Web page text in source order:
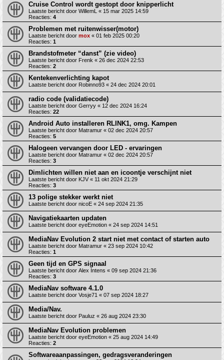
Cruise Control wordt gestopt door knipperlicht
Laatste bericht door WillemL « 15 mar 2025 14:59
Reacties: 4
Problemen met ruitenwisser(motor)
Laatste bericht door mox « 01 feb 2025 00:20
Reacties: 1
Brandstofmeter “danst” (zie video)
Laatste bericht door Frenk « 26 dec 2024 22:53
Reacties: 2
Kentekenverlichting kapot
Laatste bericht door Robinno93 « 24 dec 2024 20:01
radio code (validatiecode)
Laatste bericht door Gerryy « 12 dec 2024 16:24
Reacties: 22
Android Auto installeren RLINK1, omg. Kampen
Laatste bericht door Matramur « 02 dec 2024 20:57
Reacties: 5
Halogeen vervangen door LED - ervaringen
Laatste bericht door Matramur « 02 dec 2024 20:57
Reacties: 3
Dimlichten willen niet aan en icoontje verschijnt niet
Laatste bericht door KJV « 11 okt 2024 21:29
Reacties: 3
13 polige stekker werkt niet
Laatste bericht door nicoE « 24 sep 2024 21:35
Navigatiekaarten updaten
Laatste bericht door eyeEmotion « 24 sep 2024 14:51
MediaNav Evolution 2 start niet met contact of starten auto
Laatste bericht door Matramur « 23 sep 2024 10:42
Reacties: 1
Geen tijd en GPS signaal
Laatste bericht door Alex Intens « 09 sep 2024 21:36
Reacties: 3
MediaNav software 4.1.0
Laatste bericht door Vosje71 « 07 sep 2024 18:27
Media/Nav.
Laatste bericht door Pauluz « 26 aug 2024 23:30
MediaNav Evolution problemen
Laatste bericht door eyeEmotion « 25 aug 2024 14:49
Reacties: 2
Softwareaanpassingen, gedragsveranderingen